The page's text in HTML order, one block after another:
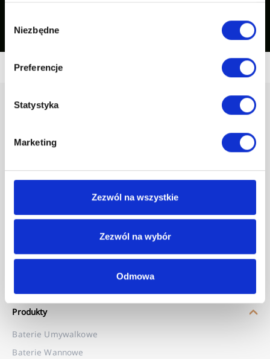
zgody
Niezbędne
Preferencje
Statystyka
Marketing
Zezwól na wszystkie
Zezwól na wybór
Odmowa
Godziny otwarcia sklepu:
Pon - Pt (7:00 - 15:00)
94 340 01 40
koszalin@invena.pl
Produkty
Baterie Umywalkowe
Baterie Wannowe